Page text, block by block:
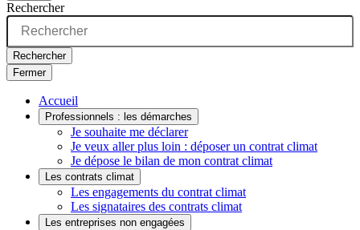
Rechercher
Rechercher
Fermer
Accueil
Professionnels : les démarches
Je souhaite me déclarer
Je veux aller plus loin : déposer un contrat climat
Je dépose le bilan de mon contrat climat
Les contrats climat
Les engagements du contrat climat
Les signataires des contrats climat
Les entreprises non engagées